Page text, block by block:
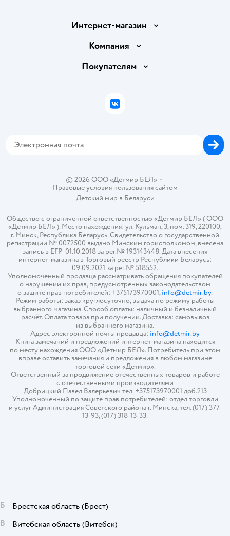
Интернет-магазин
Доставка и оплата
Правила продажи
Политика использования файлов cookie
Компания
Вакансии
Покупателям
Бонусные карты
© 2026 ООО «Детмир БЕЛ»•
Правовые условия пользования сайтом
Детский мир в Беларуси
Общество с ограниченной ответственностью «Детмир БЕЛ» ( ООО
«Детмир БЕЛ» ). Место нахождения: ул. Кульман, 3, пом. 319, 220100,
г. Минск, Республика Беларусь. Свидетельство о государственной
регистрации № 0072500 выдано Минским горисполкомом, внесена
запись в ЕГР 01.10.2018 за рег.№ 193143448. Дата внесения
интернет-магазина в Торговый реестр Республики Беларусь:
09.09.2021 за рег.№ 518552.
Уполномоченный продавца рассматривать обращения покупателей
о нарушении их прав, предусмотренных законодательством
о защите прав потребителей: +375173970001,info@detmir.by.
Режим работы: заказ круглосуточно, выдача по режиму работы
выбранного магазина. Способ оплаты: наличный и безналичный
расчёт. Оплата товара при получении. Доставка: самовывоз
из выбранного магазина.
Адрес электронной почты продавца: info@detmir.by
Книга замечаний и предложений интернет-магазина находится
по месту нахождения ООО «Детмир БЕЛ». Потребитель при этом
вправе оставить замечания и предложения в любом магазине
торговой сети «Детмир».
Ответственный за продвижение отечественных товаров и работе
с отечественными производителями
Добрицкий Павел Валерьевич тел. +375173970001 доб.213
Уполномоченный по защите прав потребителей: отдел торговли
и услуг Администрация Советского района г. Минска, тел. (017) 377-
13-93, (017) 318-13-33.
ВКонтакте
Б Брестская область (Брест)
В
Витебская область (Витебск)